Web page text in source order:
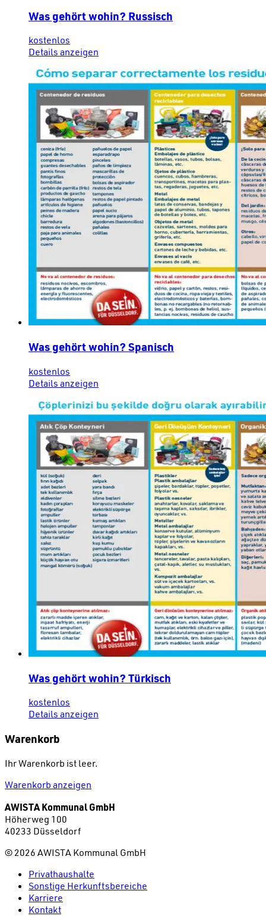
Was gehört wohin? Russisch
kostenlos
Details anzeigen
Was gehört wohin? Spanisch
kostenlos
Details anzeigen
Was gehört wohin? Türkisch
kostenlos
Details anzeigen
Warenkorb
Ihr Warenkorb ist leer.
Warenkorb anzeigen
AWISTA Kommunal GmbH
Höherweg 100
40233 Düsseldorf
© 2026 AWISTA Kommunal GmbH
Privathaushalte
Sonstige Herkunftsbereiche
Karriere
Kontakt